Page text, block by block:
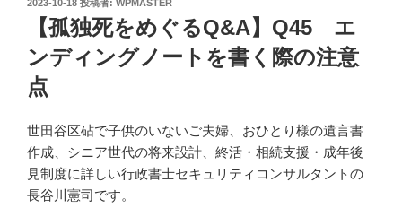
投
2023-10-18 投稿者: WPMASTER
【孤独死をめぐるQ&A】Q45 エ
ンディングノートを書く際の注意
点
世田谷区砧で子供のいないご夫婦、おひとり様の遺言書
作成、シニア世代の将来設計、終活・相続支援・成年後
見制度に詳しい行政書士セキュリティコンサルタントの
長谷川憲司です。